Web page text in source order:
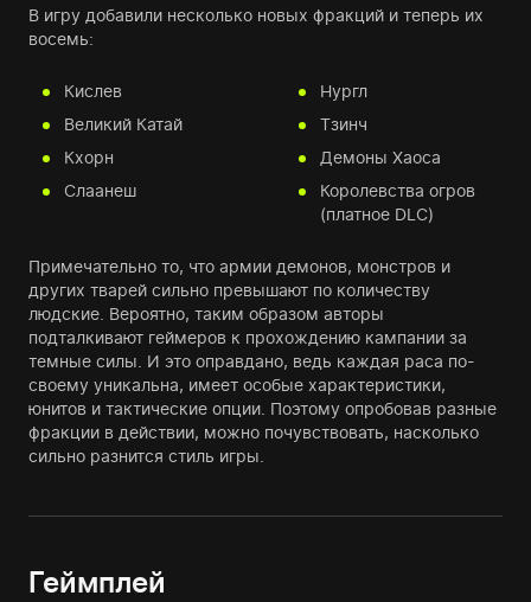
В игру добавили несколько новых фракций и теперь их
восемь:
Кислев
Великий Катай
Кхорн
Слаанеш
Нургл
Тзинч
Демоны Хаоса
Королевства огров
(платное DLC)
Примечательно то, что армии демонов, монстров и
других тварей сильно превышают по количеству
людские. Вероятно, таким образом авторы
подталкивают геймеров к прохождению кампании за
темные силы. И это оправдано, ведь каждая раса по-
своему уникальна, имеет особые характеристики,
юнитов и тактические опции. Поэтому опробовав разные
фракции в действии, можно почувствовать, насколько
сильно разнится стиль игры.
Геймплей